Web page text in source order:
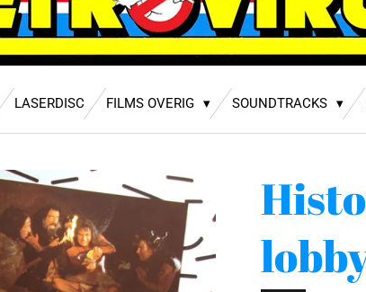
LASERDISC FILMS OVERIG SOUNDTRACKS